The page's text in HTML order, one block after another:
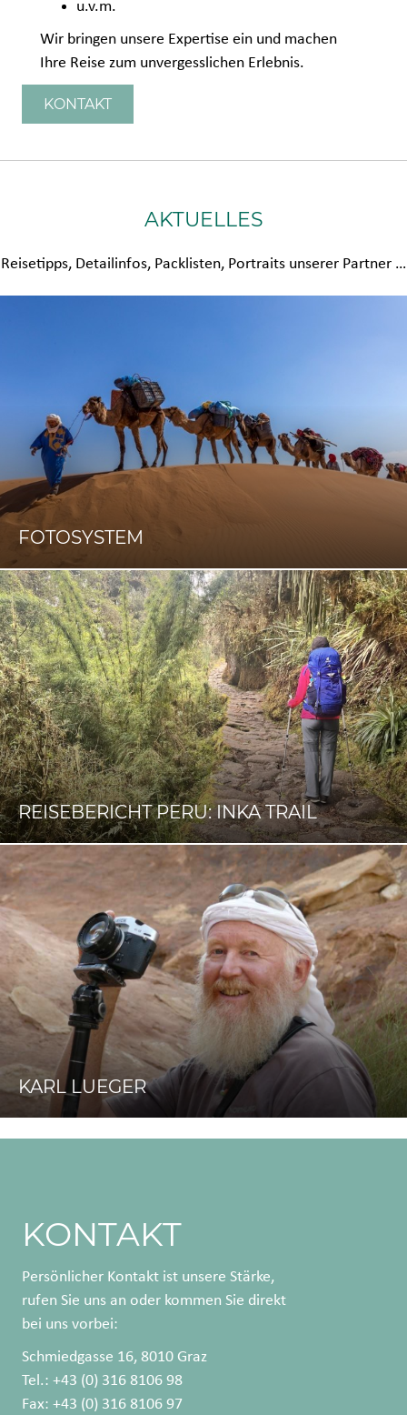
u.v.m.
Wir bringen unsere Expertise ein und machen
Ihre Reise zum unvergesslichen Erlebnis.
KONTAKT
AKTUELLES
Reisetipps, Detailinfos, Packlisten, Portraits unserer Partner …
FOTOSYSTEM
REISEBERICHT PERU: INKA TRAIL
KARL LUEGER
KONTAKT
Persönlicher Kontakt ist unsere Stärke,
rufen Sie uns an oder kommen Sie direkt
bei uns vorbei:
Schmiedgasse 16, 8010 Graz
Tel.: +43 (0) 316 8106 98
Fax: +43 (0) 316 8106 97